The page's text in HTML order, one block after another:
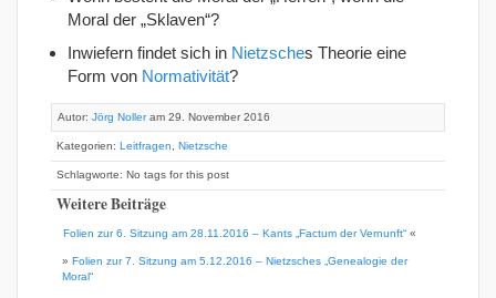
Moral der „Sklaven“?
Inwiefern findet sich in Nietzsches Theorie eine
Form von Normativität?
Autor: Jörg Nolleram 29. November 2016
Kategorien: Leitfragen Nietzsche
Schlagworte: No tags for this post
Weitere Beiträge
Folien zur 6. Sitzung am 28.11.2016 – Kants „Factum der Vernunft“ «
» Folien zur 7. Sitzung am 5.12.2016 – Nietzsches „Genealogie der
Moral“